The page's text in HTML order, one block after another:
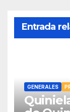
Entrada
GENERALES